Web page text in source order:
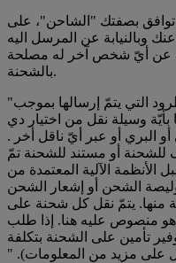
بصفتك "الشاحن"، على
وبالنيابة عن المرسل اليه
عن أيّ شخص آخر له مصلحة
بالشحنة.
"الشحنة" تعني جميع المستندات أو الطرود التي يتمّ إرسالها بموجب
وسيلة نقل من اختيار دي
البري أو عبر أيّ ناقل أخر .
أو مستند للشحنة تمّ
الآلية المعتمدة من
الشحن أو إشعار الشحن
منها. يتمّ نقل كل شحنة على
منصوص عليه هنا. إذا طلب
تأمين على الشحنة بتكلفة
على مزيد من المعلومات). "